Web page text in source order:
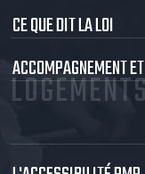
CE QUE DIT LA LOI
ACCOMPAGNEMENT